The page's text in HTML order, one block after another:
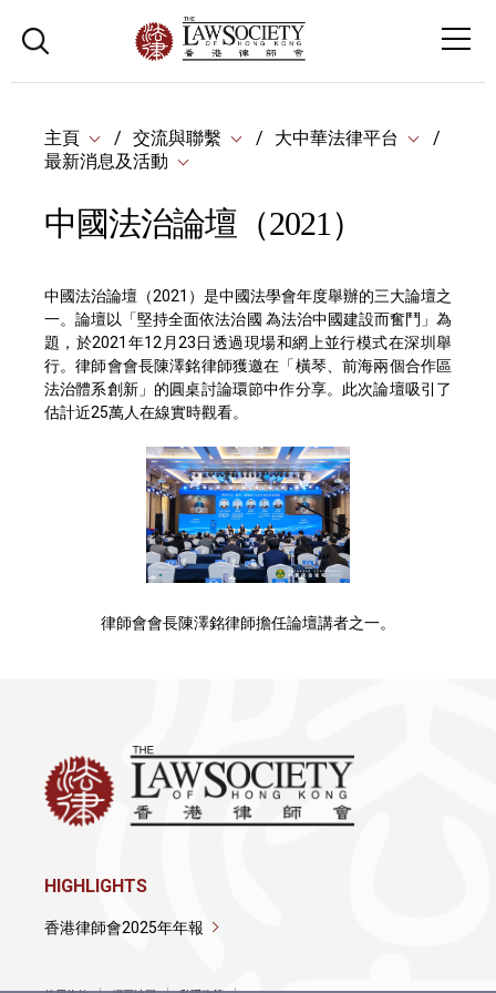
主頁 交流與聯繫
大中華法律平台
最新消息及活動
中國法治論壇（2021）
中國法治論壇（2021）是中國法學會年度舉辦的三大論壇之
一。論壇以「堅持全面依法治國 為法治中國建設而奮鬥」為
題，於2021年12月23日透過現場和網上並行模式在深圳舉
行。律師會會長陳澤銘律師獲邀在「橫琴、前海兩個合作區
法治體系創新」的圓桌討論環節中作分享。此次論壇吸引了
估計近25萬人在線實時觀看。
律師會會長陳澤銘律師擔任論壇講者之一。
HIGHLIGHTS
香港律師會2025年年報